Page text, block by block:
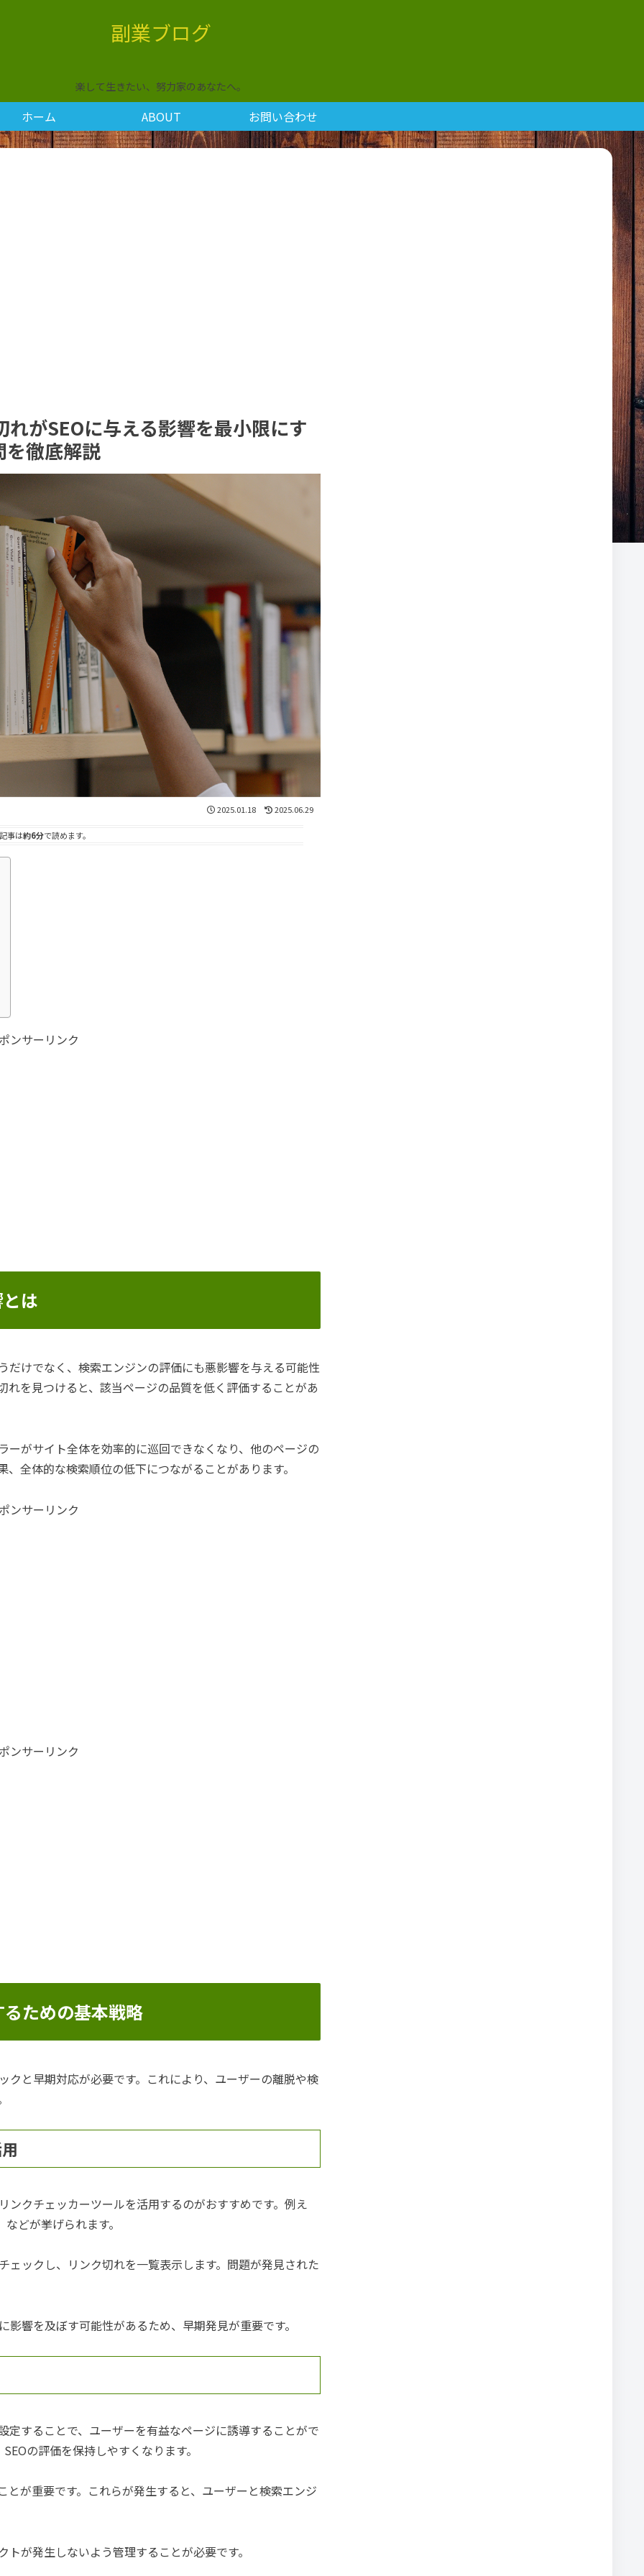
副業ブログ
楽して生きたい、努力家のあなたへ。
ホーム ABOUT お問い合わせ
がSEOに与える影響を最小限にす
を徹底解説
2025.01.18 2025.06.29
事は約6分で読めます。
ンサーリンク
は
だけでなく、検索エンジンの評価にも悪影響を与える可能性
を見つけると、該当ページの品質を低く評価することがあ
がサイト全体を効率的に巡回できなくなり、他のページの
全体的な検索順位の低下につながることがあります。
ンサーリンク
ンサーリンク
ための基本戦略
と早期対応が必要です。これにより、ユーザーの離脱や検
クチェッカーツールを活用するのがおすすめです。例え
どが挙げられます。
ックし、リンク切れを一覧表示します。問題が発見された
響を及ぼす可能性があるため、早期発見が重要です。
することで、ユーザーを有益なページに誘導することがで
の評価を保持しやすくなります。
が重要です。これらが発生すると、ユーザーと検索エンジ
が発生しないよう管理することが必要です。